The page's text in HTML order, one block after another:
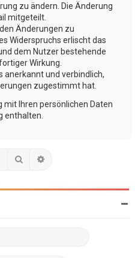
zu ändern. Die Änderung
mitgeteilt.
Änderungen zu
Widerspruchs erlischt das
dem Nutzer bestehende
Wirkung.
anerkannt und verbindlich,
zugestimmt hat.
mit Ihren persönlichen Daten
enthalten.
Suche